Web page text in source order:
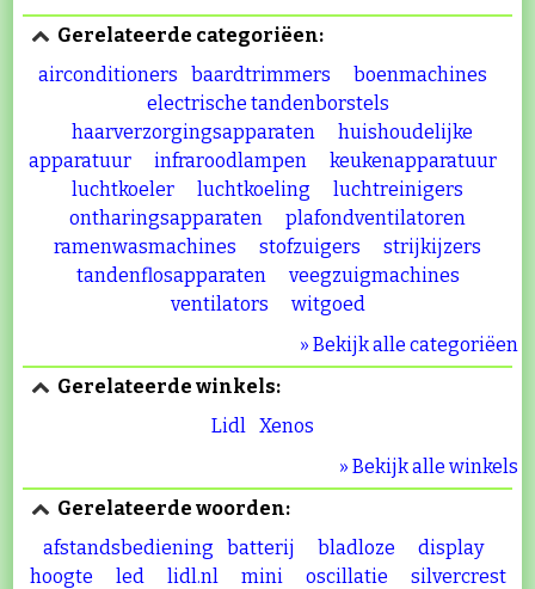
Gerelateerde categoriëen:
airconditioners
baardtrimmers
boenmachines
electrische tandenborstels
haarverzorgingsapparaten
huishoudelijke
apparatuur
infraroodlampen
keukenapparatuur
luchtkoeler
luchtkoeling
luchtreinigers
ontharingsapparaten
plafondventilatoren
ramenwasmachines
stofzuigers
strijkijzers
tandenflosapparaten
veegzuigmachines
ventilators
witgoed
» Bekijk alle categoriëen
Gerelateerde winkels:
Lidl Xenos
» Bekijk alle winkels
Gerelateerde woorden:
afstandsbediening
batterij bladloze
display
hoogte
led lidl.nl mini oscillatie
silvercrest